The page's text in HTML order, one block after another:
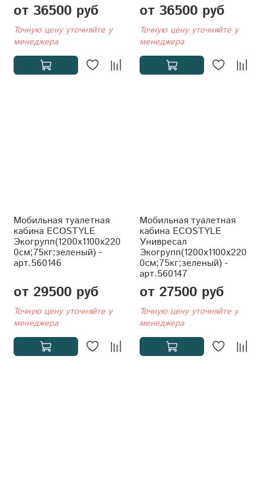
от 36500 руб
Точную цену уточняйте у
менеджера
от 36500 руб
Точную цену уточняйте у
менеджера
Мобильная туалетная
кабина ECOSTYLE
Экогрупп(1200x1100x220
0см;75кг;зеленый) -
арт.560146
от 29500 руб
Точную цену уточняйте у
менеджера
Мобильная туалетная
кабина ECOSTYLE
Унивресал
Экогрупп(1200x1100x220
0см;75кг;зеленый) -
арт.560147
от 27500 руб
Точную цену уточняйте у
менеджера